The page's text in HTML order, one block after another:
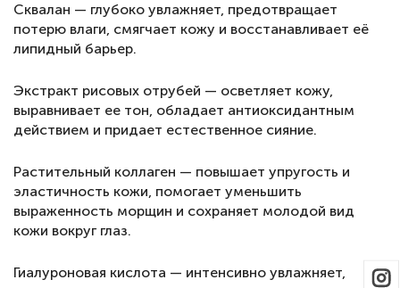
Сквалан — глубоко увлажняет, предотвращает
потерю влаги, смягчает кожу и восстанавливает её
липидный барьер.
Экстракт рисовых отрубей — осветляет кожу,
выравнивает ее тон, обладает антиоксидантным
действием и придает естественное сияние.
Растительный коллаген — повышает упругость и
эластичность кожи, помогает уменьшить
выраженность морщин и сохраняет молодой вид
кожи вокруг глаз.
Гиалуроновая кислота — интенсивно увлажняет,